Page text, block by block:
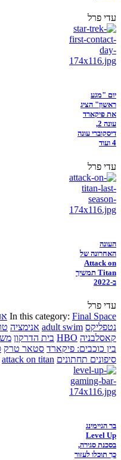
עדי פרל
יום "מגע
ראשון" הציג
את פיקארד
עונה 2,
דיסקוברי עונה
4 ועוד
עדי פרל
העונה
האחרונה של
Attack on
Titan תמשיך
ב-2022
עדי פרל
In this category: Final Space
נטפליקס adult swim אנימציה
קאסלבניה HBO בית הדרקון
בין כוכבים: פיקארד סטאר טרק
סיפונים תחתונים attack on titan
בר הגיימינג
Level Up
בסכנת סגירה,
כך תוכלו לעזור